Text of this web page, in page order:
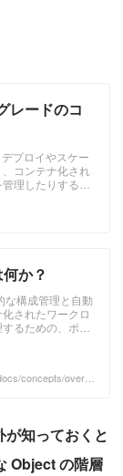
レードのコ
プロイやスケー
コンテナ化され
理したりするた
か？
な構成管理と自動
されたワークロ
るための、ポー
ービス、サポー
concepts/overvi
知っておくと
Object の階層